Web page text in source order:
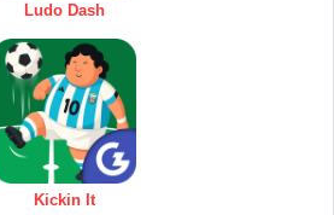
Ludo Dash
Kickin It